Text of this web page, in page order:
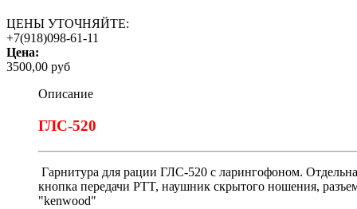
ЦЕНЫ УТОЧНЯЙТЕ:
+7(918)098-61-11
Цена:
3500,00 руб
Описание
ГЛС-520
Гарнитура для рации ГЛС-520 с ларингофоном.
кнопка передачи PTT, наушник скрытого ношения,
"kenwood"